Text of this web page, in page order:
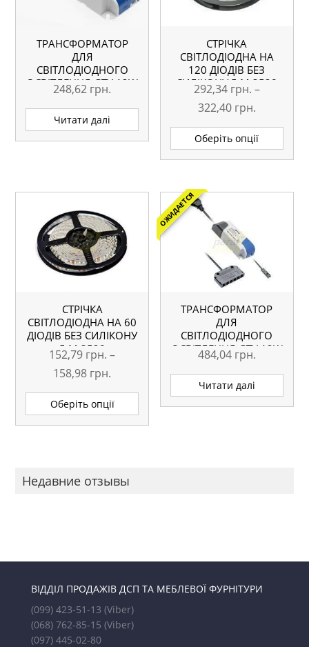
ТРАНСФОРМАТОР
ДЛЯ
СВІТЛОДІОДНОГО
ОСВІТЛЕННЯ GTV 12W
248,62 грн.
Читати далі
СТРІЧКА
СВІТЛОДІОДНА НА
120 ДІОДІВ БЕЗ
СИЛІКОНУ 5 М 3528
292,34 грн. –
322,40 грн.Діапазон
цін:
від
292,34
Оберіть опції
Цей
СТРІЧКА
СВІТЛОДІОДНА НА 60
ДІОДІВ БЕЗ СИЛІКОНУ
5 М 3528
152,79 грн. –
158,98 грн.
цін:
від
152,79 грн.
Оберіть опції
Цей
товар
має
ОЖИДАЕТСЯ
ТРАНСФОРМАТОР
ДЛЯ
СВІТЛОДІОДНОГО
ОСВІТЛЕННЯ GTV 12W
484,04 грн.
Читати далі
Недавние отзывы
ВІДДІЛ ПРОДАЖІВ ДСП ТА МЕБЛЕВОЇ ФУРНІТУРИ
(099) 423-51-13 (Viber)
(068) 762-85-15 (Viber)
(097) 445-02-80